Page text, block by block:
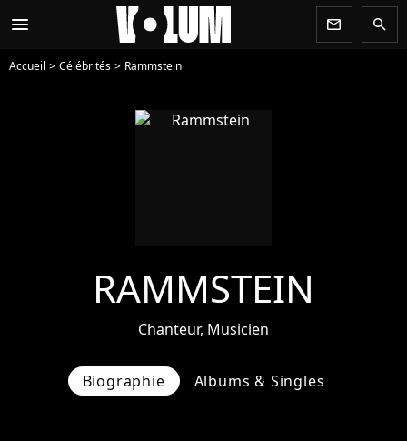
menu newsletter search
Accueil Célébrités Rammstein
RAMMSTEIN
Chanteur, Musicien
Biographie Albums & Singles